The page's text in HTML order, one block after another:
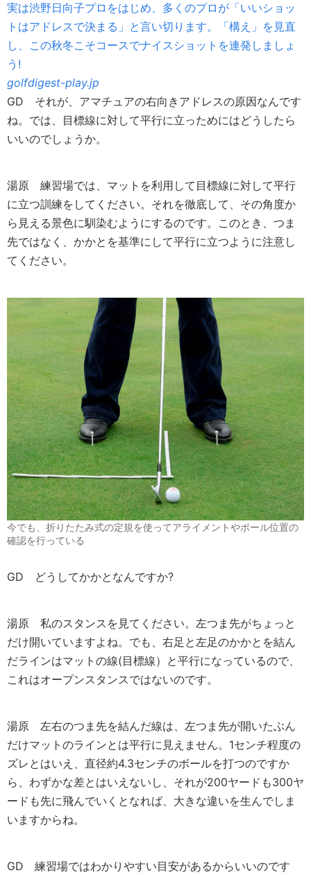
実は渋野日向子プロをはじめ、多くのプロが「いいショッ
トはアドレスで決まる」と言い切ります。「構え」を見直
し、この秋冬こそコースでナイスショットを連発しましょ
う!
golfdigest-play.jp
GD それが、アマチュアの右向きアドレスの原因なんです
ね。では、目標線に対して平行に立っためにはどうしたら
いいのでしょうか。
湯原 練習場では、マットを利用して目標線に対して平行
に立つ訓練をしてください。それを徹底して、その角度か
ら見える景色に馴染むようにするのです。このとき、つま
先ではなく、かかとを基準にして平行に立つように注意し
てください。
今でも、折りたたみ式の定規を使ってアライメントやボール位置の
確認を行っている
GD どうしてかかとなんですか?
湯原 私のスタンスを見てください。左つま先がちょっと
だけ開いていますよね。でも、右足と左足のかかとを結ん
だラインはマットの線(目標線）と平行になっているので、
これはオープンスタンスではないのです。
湯原 左右のつま先を結んだ線は、左つま先が開いたぶん
だけマットのラインとは平行に見えません。1センチ程度の
ズレとはいえ、直径約4.3センチのボールを打つのですか
ら、わずかな差とはいえないし、それが200ヤードも300ヤ
ードも先に飛んでいくとなれば、大きな違いを生んでしま
いますからね。
GD 練習場ではわかりやすい目安があるからいいのです